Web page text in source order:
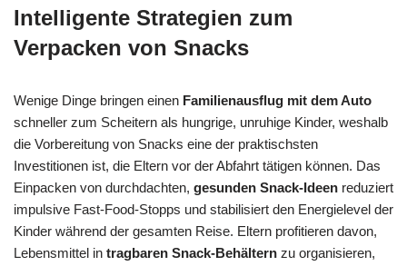
Intelligente Strategien zum
Verpacken von Snacks
Wenige Dinge bringen einen Familienausflug mit dem Auto
schneller zum Scheitern als hungrige, unruhige Kinder, weshalb
die Vorbereitung von Snacks eine der praktischsten
Investitionen ist, die Eltern vor der Abfahrt tätigen können. Das
Einpacken von durchdachten, gesunden Snack-Ideen reduziert
impulsive Fast-Food-Stopps und stabilisiert den Energielevel der
Kinder während der gesamten Reise. Eltern profitieren davon,
Lebensmittel in tragbaren Snack-Behältern zu organisieren,